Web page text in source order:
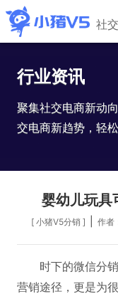
社
行业资讯
聚集社交电商新动
交电商新趋势，轻松
婴幼儿玩具
[ 小猪V5分销 ] 作者
时下的微信分销
营销途径，更是为